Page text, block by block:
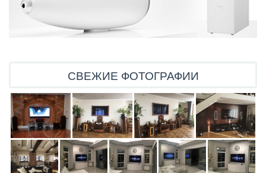
СВЕЖИЕ ФОТОГРАФИИ